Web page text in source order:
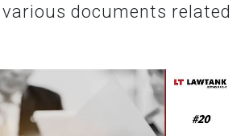
documents related